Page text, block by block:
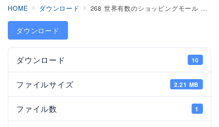
【重要】資料ダウンロード方法変更のお知らせ
HOME ダウンロード 268 世界有数のショッピングモール 「アラモアナセンター」で夢の開業！ Mrs. Fields クッキーフランチャイズ店舗、売却案件登場！
ダウンロード
ダウンロード 10
ファイルサイズ 2.21 MB
ファイル数 1